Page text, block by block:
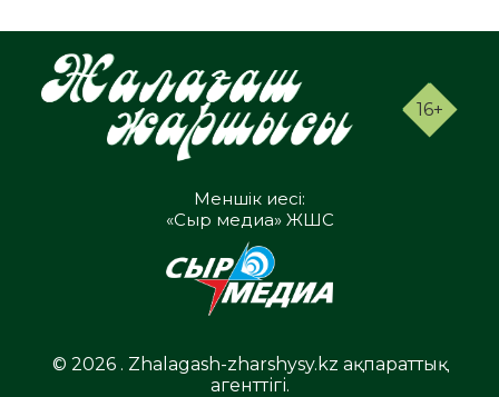
16+
Меншік иесі:
«Сыр медиа» ЖШС
© 2026 . Zhalagash-zharshysy.kz ақпараттық
агенттігі.